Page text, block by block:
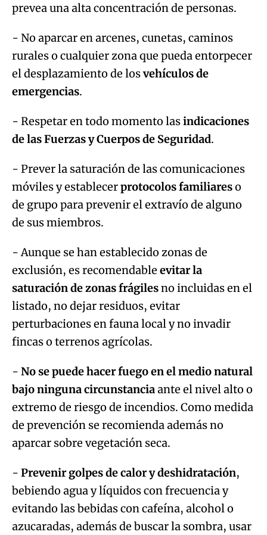
prevea una alta concentración de personas.
- No aparcar en arcenes, cunetas, caminos
rurales o cualquier zona que pueda entorpecer
el desplazamiento de losvehículos de
emergencias.
- Respetar en todo momento lasindicaciones
de las Fuerzas y Cuerpos de Seguridad.
- Prever la saturación de las comunicaciones
móviles y establecerprotocolos familiareso
de grupo para prevenir el extravío de alguno
de sus miembros.
- Aunque se han establecido zonas de
exclusión, es recomendable evitar la
saturación de zonas frágilesno incluidas en el
listado, no dejar residuos, evitar
perturbaciones en fauna local y no invadir
fincas o terrenos agrícolas.
- No se puede hacer fuego en el medio natural
bajo ninguna circunstanciaante el nivel alto o
extremo de riesgo de incendios. Como medida
de prevención se recomienda además no
aparcar sobre vegetación seca.
- Prevenir golpes de calor y deshidratación,
bebiendo agua y líquidos con frecuencia y
evitando las bebidas con cafeína, alcohol o
azucaradas, además de buscar la sombra, usar